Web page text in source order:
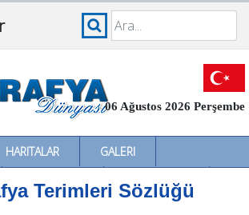
06 Ağustos 2026 Perşembe
HARITALAR
GALERI
SÖZLÜKLER İL İL TÜRKIYE
Terimleri Sözlüğü